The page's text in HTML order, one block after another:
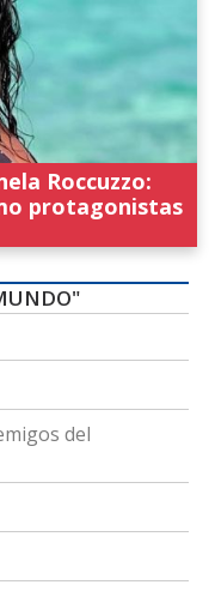
Roccuzzo:
protagonistas
del